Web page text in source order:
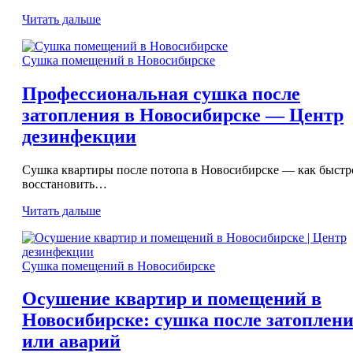
Читать дальше
Сушка помещений в Новосибирске
Профессиональная сушка после
затопления в Новосибирске — Центр
дезинфекции
Сушка квартиры после потопа в Новосибирске — как
восстановить…
Читать дальше
Сушка помещений в Новосибирске
Осушение квартир и помещений в
Новосибирске: сушка после
или аварий